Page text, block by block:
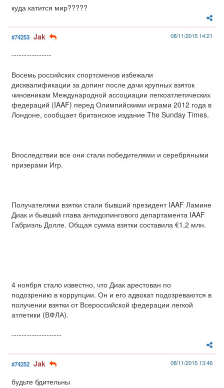
куда катится мир?????
#74253 Jak 08/11/2015 14:21
----------------
Восемь российских спортсменов избежали
дисквалификации за допинг после дачи крупных взяток
чиновникам Международной ассоциации легкоатлетических
федераций (IAAF) перед Олимпийскими играми 2012 года в
Лондоне, сообщает британское издание The Sunday Times.
Впоследствии все они стали победителями и серебряными
призерами Игр.
Получателями взятки стали бывший президент IAAF Ламине
Диак и бывший глава антидопингового департамента IAAF
Габриэль Долле. Общая сумма взятки составила €1,2 млн.
4 ноября стало известно, что Диак арестован по
подозрению в коррупции. Он и его адвокат подозреваются в
получении взятки от Всероссийской федерации легкой
атлетики (ВФЛА).
--------------------
#74252 Jak 08/11/2015 13:46
будьте бдительны